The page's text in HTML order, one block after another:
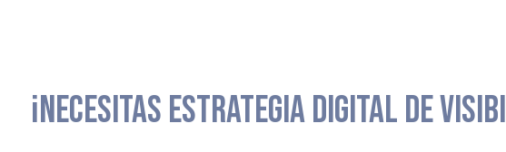
¡NECESITAS ESTRATEGIA DIGITAL DE